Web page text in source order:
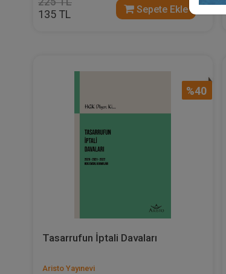
135 TL Sepete Ekle
%40
Tasarrufun İptali Davaları
Aristo Yayınevi